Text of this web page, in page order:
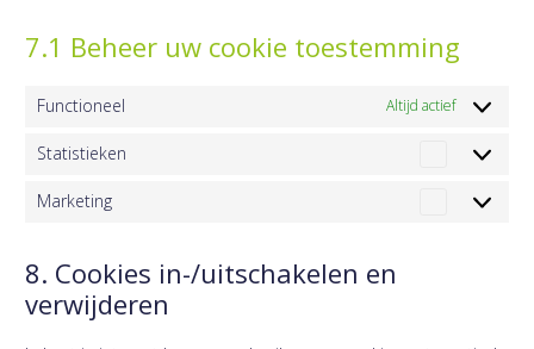
7.1 Beheer uw cookie toestemming
Functioneel Altijd actief
Statistieken
Marketing
Marketing
8. Cookies in-/uitschakelen en
verwijderen